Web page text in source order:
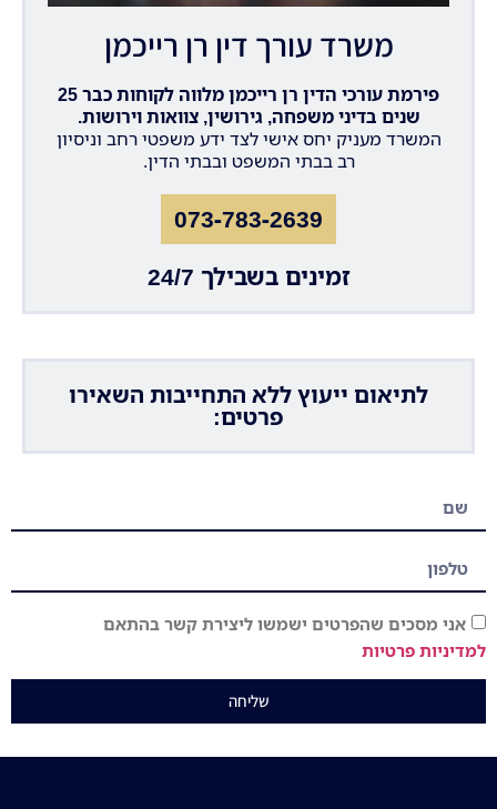
משרד עורך דין רן רייכמן
פירמת עורכי הדין רן רייכמן מלווה לקוחות כבר 25
שנים בדיני משפחה, גירושין, צוואות וירושות.
המשרד מעניק יחס אישי לצד ידע משפטי רחב וניסיון
רב בבתי המשפט ובבתי הדין.
073-783-2639
זמינים בשבילך 24/7
לתיאום ייעוץ ללא התחייבות השאירו
פרטים:
אני מסכים שהפרטים ישמשו ליצירת קשר בהתאם
למדיניות פרטיות
שליחה